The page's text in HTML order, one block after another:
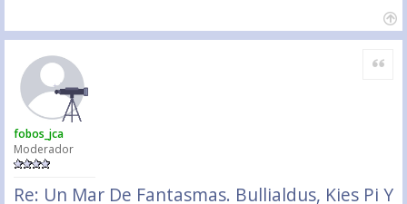
fobos_jca
Moderador
Re: Un Mar De Fantasmas. Bullialdus, Kies Pi Y
Citar